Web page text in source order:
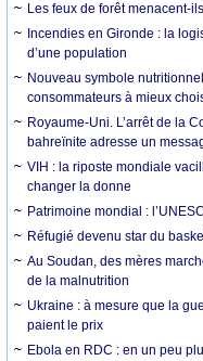
Les feux de forêt menacent-
Incendies en Gironde : la
d’une population
Nouveau symbole
consommateurs à mieux
Royaume-Uni. L’arrêt de la
bahreïnite adresse un
VIH : la riposte mondiale
changer la donne
Patrimoine mondial :
Réfugié devenu star du
Au Soudan, des mères
de la malnutrition
Ukraine : à mesure que la
paient le prix
Ebola en RDC : en un peu